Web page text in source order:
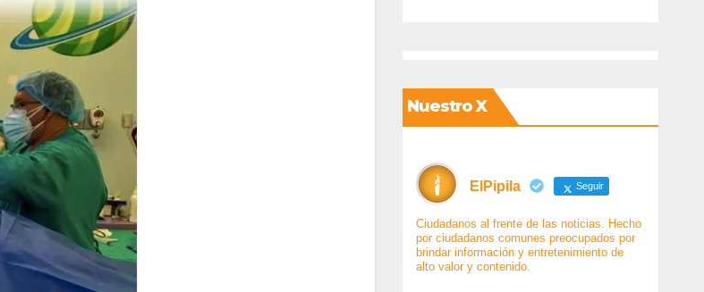
Nuestro X
ElPipila Seguir
Ciudadanos al frente de las noticias. Hecho
por ciudadanos comunes preocupados por
brindar información y entretenimiento de
alto valor y contenido.